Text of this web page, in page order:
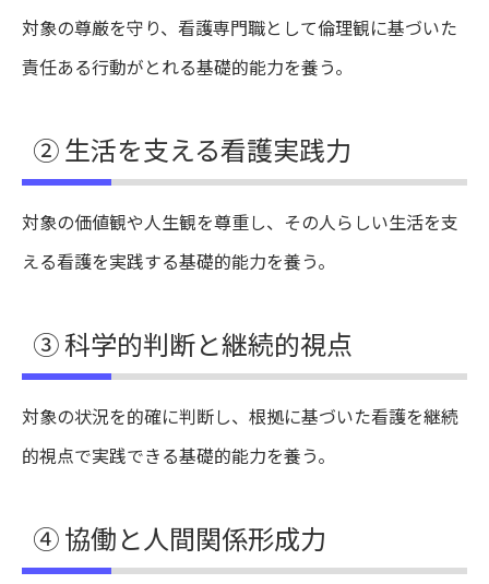
対象の尊厳を守り、看護専門職として倫理観に基づいた
責任ある行動がとれる基礎的能力を養う。
② 生活を支える看護実践力
対象の価値観や人生観を尊重し、その人らしい生活を支
える看護を実践する基礎的能力を養う。
③ 科学的判断と継続的視点
対象の状況を的確に判断し、根拠に基づいた看護を継続
的視点で実践できる基礎的能力を養う。
④ 協働と人間関係形成力